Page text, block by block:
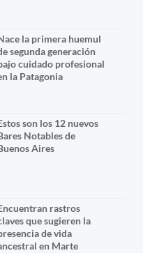
la primera huemul
segunda generación
cuidado profesional
la Patagonia
son los 12 nuevos
Notables de
Aires
rastros
que sugieren la
de vida
en Marte